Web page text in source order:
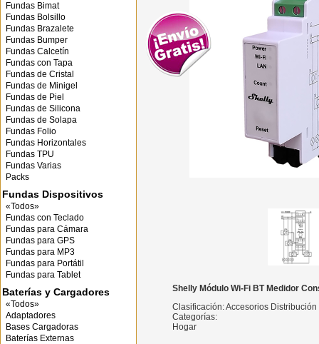
Fundas Bimat
Fundas Bolsillo
Fundas Brazalete
Fundas Bumper
Fundas Calcetín
Fundas con Tapa
Fundas de Cristal
Fundas de Minigel
Fundas de Piel
Fundas de Silicona
Fundas de Solapa
Fundas Folio
Fundas Horizontales
Fundas TPU
Fundas Varias
Packs
Fundas Dispositivos
«Todos»
Fundas con Teclado
Fundas para Cámara
Fundas para GPS
Fundas para MP3
Fundas para Portátil
Fundas para Tablet
Baterías y Cargadores
«Todos»
Adaptadores
Bases Cargadoras
Baterías Externas
Shelly Módulo Wi-Fi BT Medidor
Clasificación: Accesorios Distribución
Categorías:
Hogar